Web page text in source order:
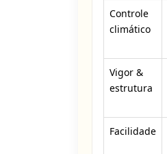
Controle
climático
Vigor &
estrutura
Facilidade